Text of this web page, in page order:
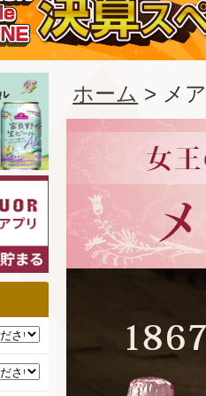
ホーム > メ